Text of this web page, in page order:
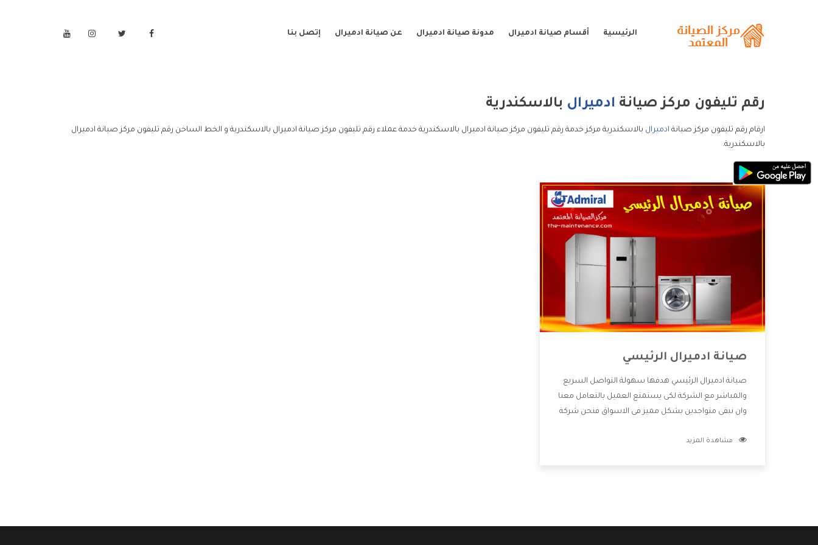
الرئيسية أقسام صيانة ادميرال مدونة صيانة ادميرال عن صيانة ادميرال إتصل بنا
رقم تليفون مركز صيانة ادميرال بالاسكندرية
ارقام رقم تليفون مركز صيانة ادميرال بالاسكندرية مركز خدمة رقم تليفون مركز صيانة ادميرال بالاسكندرية خدمة عملاء رقم تليفون مركز صيانة ادميرال بالاسكندرية و الخط الساخن رقم تليفون مركز صيانة ادميرال
بالاسكندرية.
صيانة ادميرال الرئيسي
صيانة ادميرال الرئيسي هدفها سهولة التواصل السريع
والمباشر مع الشركة لكى يستمتع العميل بالتعامل معنا
وان نبقى متواجدين بشكل مميز فى الاسواق فنحن شركة
بالخدمات التى تنفرد الشركة بها والتى تكون منها خدمة
مشاهدة المزيد